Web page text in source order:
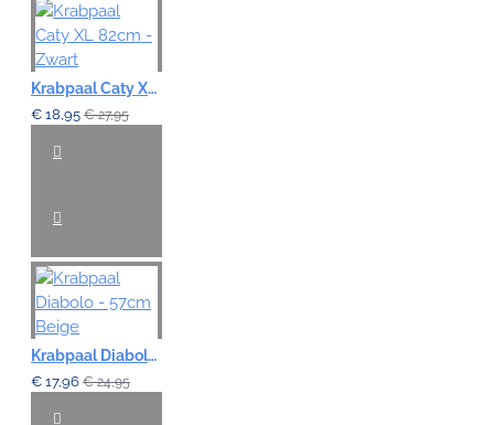
Krabpaal Caty XL 82cm - Zwart
€ 18,95 € 27,95
Krabpaal Diabolo - 57cm Beige
€ 17,96 € 24,95